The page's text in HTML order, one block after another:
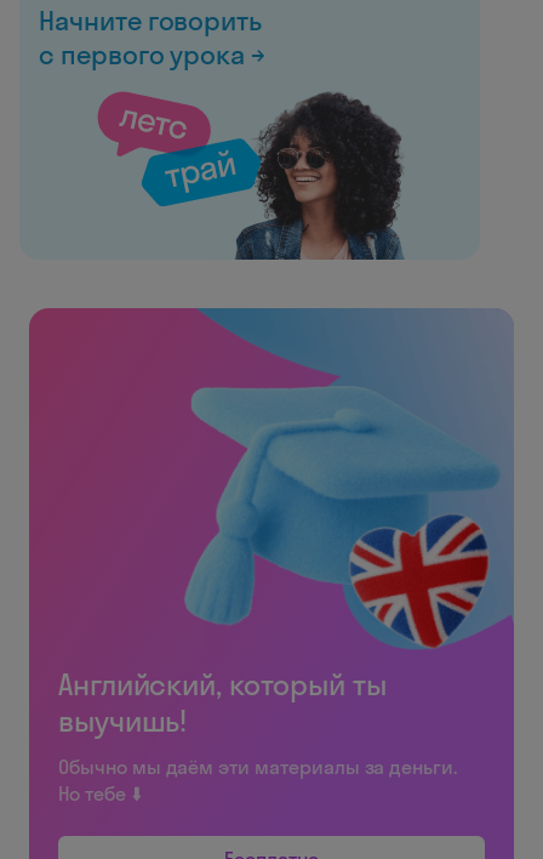
Начните говорить
с первого урока →
Английский, который ты
выучишь!
Обычно мы даём эти материалы за деньги.
Но тебе ⬇️